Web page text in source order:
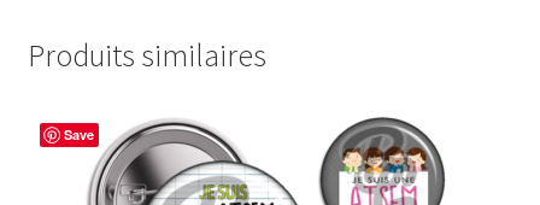
Produits similaires
Save